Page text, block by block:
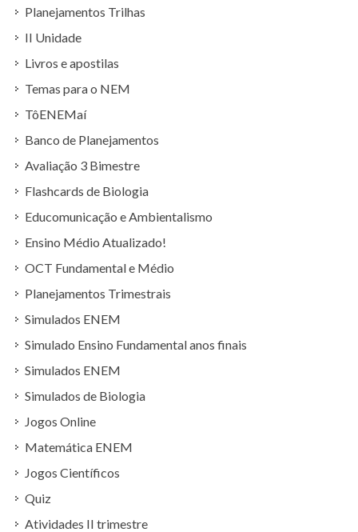
Planejamentos Trilhas
II Unidade
Livros e apostilas
Temas para o NEM
TôENEMaí
Banco de Planejamentos
Avaliação 3 Bimestre
Flashcards de Biologia
Educomunicação e Ambientalismo
Ensino Médio Atualizado!
OCT Fundamental e Médio
Planejamentos Trimestrais
Simulados ENEM
Simulado Ensino Fundamental anos finais
Simulados ENEM
Simulados de Biologia
Jogos Online
Matemática ENEM
Jogos Científicos
Quiz
Atividades II trimestre